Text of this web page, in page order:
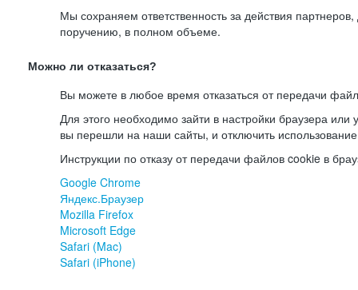
Мы сохраняем ответственность за действия
поручению, в полном объеме.
Можно ли отказаться?
Вы можете в любое время отказаться от передачи
Для этого необходимо зайти в настройки браузера или
вы перешли на наши сайты, и отключить
Инструкции по отказу от передачи файлов cookie в
Google Chrome
Яндекс.Браузер
Mozilla Firefox
Microsoft Edge
Safari (Mac)
Safari (iPhone)